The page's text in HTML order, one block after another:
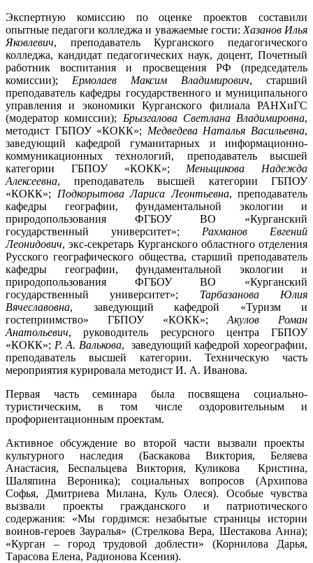
Экспертную комиссию по оценке проектов составили
опытные педагоги колледжа и уважаемые гости: Хазанов Илья
Яковлевич, преподаватель Курганского педагогического
колледжа, кандидат педагогических наук, доцент, Почетный
работник воспитания и просвещения РФ (председатель
комиссии); Ермолаев Максим Владимирович, старший
преподаватель кафедры государственного и муниципального
управления и экономики Курганского филиала РАНХиГС
(модератор комиссии); Брызгалова Светлана Владимировна,
методист ГБПОУ «КОКК»; Медведева Наталья Васильевна,
заведующий кафедрой гуманитарных и информационно-
коммуникационных технологий, преподаватель высшей
категории ГБПОУ «КОКК»; Меньщикова Надежда
Алексеевна, преподаватель высшей категории ГБПОУ
«КОКК»; Подкорытова Лариса Леонтьевна, преподаватель
кафедры географии, фундаментальной экологии и
природопользования ФГБОУ ВО «Курганский
государственный университет»; Рахманов Евгений
Леонидович, экс-секретарь Курганского областного отделения
Русского географического общества, старший преподаватель
кафедры географии, фундаментальной экологии и
природопользования ФГБОУ ВО «Курганский
государственный университет»; Тарбазанова Юлия
Вячеславовна, заведующий кафедрой «Туризм и
гостеприимство» ГБПОУ «КОКК»; Акулов Роман
Анатольевич, руководитель ресурсного центра ГБПОУ
«КОКК»; Р. А. Валькова, заведующий кафедрой хореографии,
преподаватель высшей категории. Техническую часть
мероприятия курировала методист И. А. Иванова.
Первая часть семинара была посвящена социально-
туристическим, в том числе оздоровительным и
профориентационным проектам.
Активное обсуждение во второй части вызвали проекты
культурного наследия (Баскакова Виктория, Беляева
Анастасия, Беспальцева Виктория, Куликова Кристина,
Шаляпина Вероника); социальных вопросов (Архипова
Софья, Дмитриева Милана, Куль Олеся). Особые чувства
вызвали проекты гражданского и патриотического
содержания: «Мы гордимся: незабытые страницы истории
воинов-героев Зауралья» (Стрелкова Вера, Шестакова Анна);
«Курган – город трудовой доблести» (Корнилова Дарья,
Тарасова Елена, Радионова Ксения).